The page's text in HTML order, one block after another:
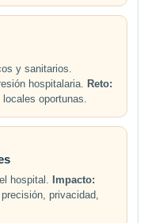
y sanitarios.
hospitalaria. Reto:
oportunas.
hospital.
Impacto:
precisión, privacidad,